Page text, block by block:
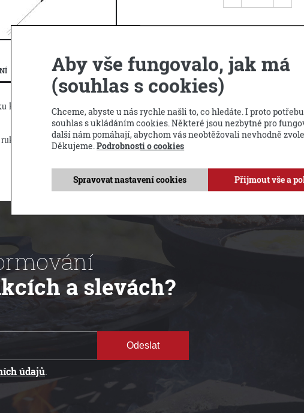
DOTAZ PRODEJCI
k přípravě uzenin a jiných pochoutek nad ohněm. Na konci dřevěné části je
a slevách?
Odeslat
údajů.
Aby vše fungovalo, jak má
(souhlas s cookies)
Chceme, abyste u nás rychle našli to, co hledáte. I proto
souhlas s ukládáním cookies. Některé jsou nezbytné pro
další nám pomáhají, abychom vás neobtěžovali nevhodně
Děkujeme.Podrobnosti o cookies
Spravovat nastavení cookies Přijmout vše a